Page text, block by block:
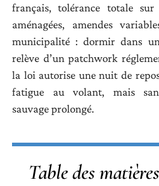
français, tolérance totale sur
aménagées, amendes
municipalité : dormir dans
relève d’un patchwork
la loi autorise une nuit de
fatigue au volant, mais
sauvage prolongé.
Table des matières